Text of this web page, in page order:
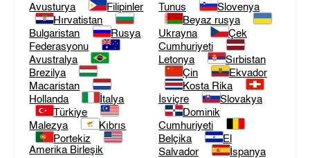
Avusturya
Filipinler
Hırvatistan
Bulgaristan
Rusya
Federasyonu
Avustralya
Brezilya
Macaristan
Hollanda
İtalya
Türkiye
Malezya
Kıbrıs
Portekiz
Amerika Birleşik
Tunus
Slovenya
Beyaz rusya
Ukrayna
Çek
Cumhuriyeti
Letonya
Sırbistan
Çin
Ekvador
Kosta Rika
İsviçre
Slovakya
Dominik
Cumhuriyeti
Belçika
El
Salvador
İspanya